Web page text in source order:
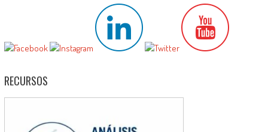
RECURSOS